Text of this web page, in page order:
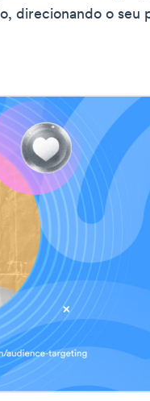
direcionando o seu